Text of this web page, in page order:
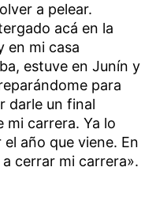
a pelear.
acá en la
en mi casa
estuve en Junín y
para
darle un final
mi carrera. Ya lo
año que viene. En
cerrar mi carrera».